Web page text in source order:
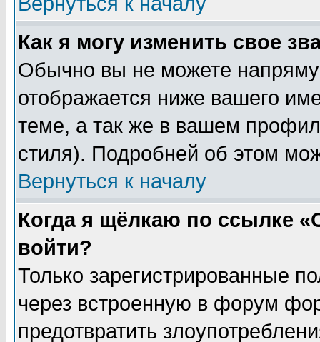
Как я могу изменить свое
Обычно вы не можете
отображается ниже вашего
теме, а так же в вашем
стиля). Подробней об этом
Вернуться к началу
Когда я щёлкаю по ссылке
войти?
Только зарегистрированные
через встроенную в форум
предотвратить